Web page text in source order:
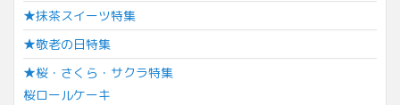
★抹茶スイーツ特集
★敬老の日特集
★桜・さくら・サクラ特集
桜ロールケーキ